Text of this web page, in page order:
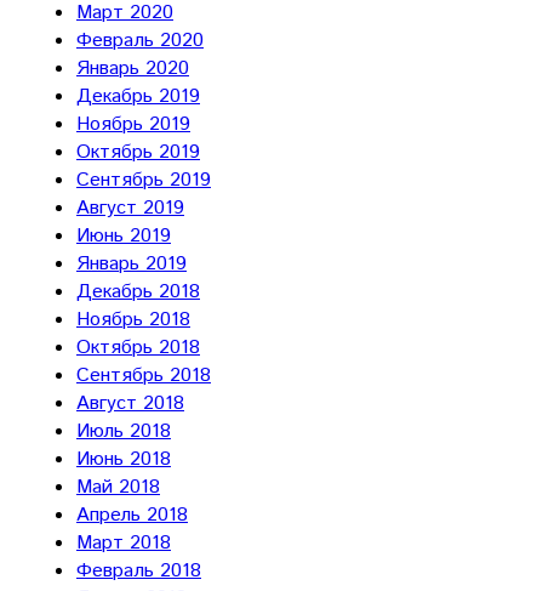
Март 2020
Февраль 2020
Январь 2020
Декабрь 2019
Ноябрь 2019
Октябрь 2019
Сентябрь 2019
Август 2019
Июнь 2019
Январь 2019
Декабрь 2018
Ноябрь 2018
Октябрь 2018
Сентябрь 2018
Август 2018
Июль 2018
Июнь 2018
Май 2018
Апрель 2018
Март 2018
Февраль 2018